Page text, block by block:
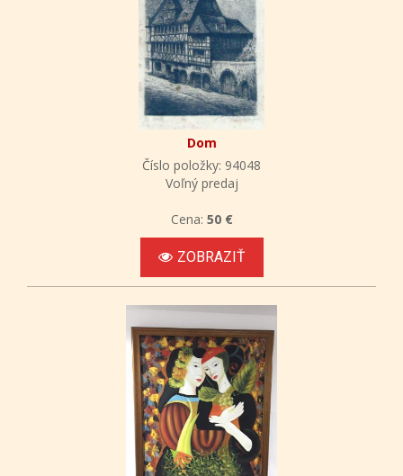
Dom
Číslo položky: 94048
Voľný predaj
Cena: 50 €
ZOBRAZIŤ